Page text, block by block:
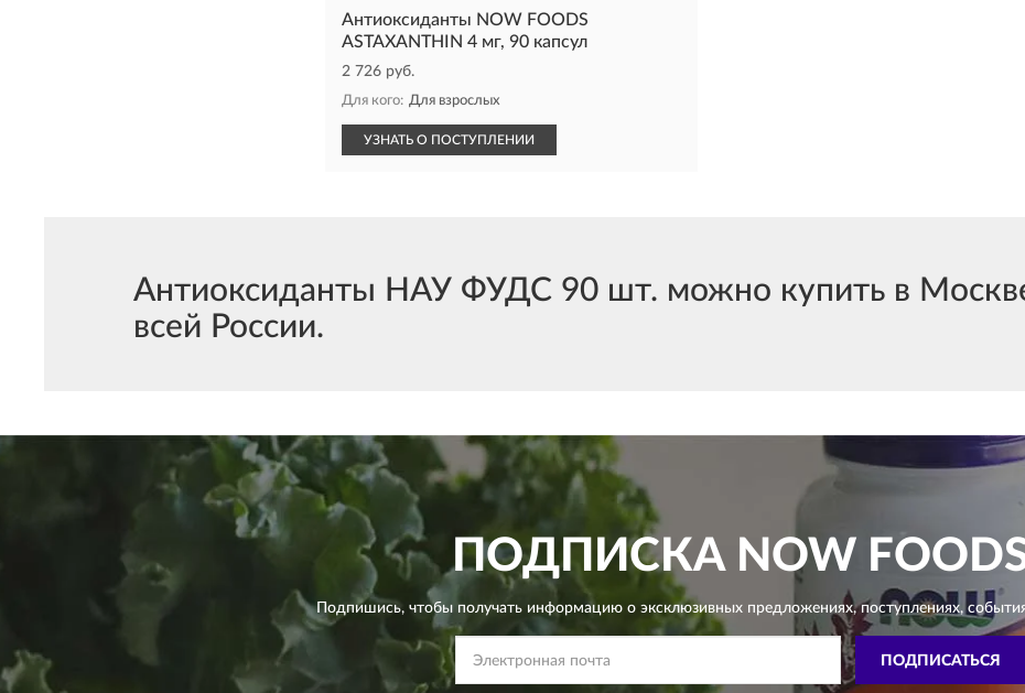
Антиоксиданты NOW FOODS
ASTAXANTHIN 4 мг, 90 капсул
2 726 руб.
Для кого: Для взрослых
УЗНАТЬ О ПОСТУПЛЕНИИ
Антиоксиданты НАУ ФУДС 90 шт. можно купить в
всей России.
ПОДПИСКАNOW
Подпишись, чтобы получать информацию о эксклюзивных предложениях,поступлениях,
ПОДПИСАТЬСЯ